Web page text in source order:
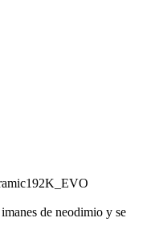
de neodimio y se